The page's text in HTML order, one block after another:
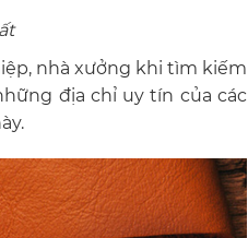
nhà xưởng khi tìm kiếm
địa chỉ uy tín của các